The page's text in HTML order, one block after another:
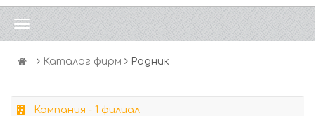
Каталог фирм Родник
Компания - 1 филиал